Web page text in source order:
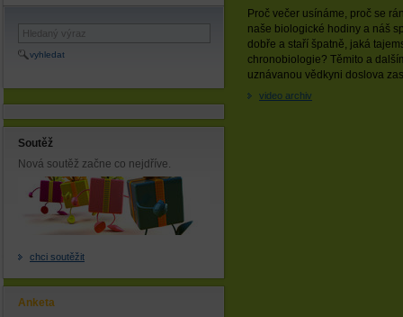
vyhledat
Soutěž
Nová soutěž začne co nejdříve.
chci soutěžit
Anketa
Proč večer usínáme, proč se
naše biologické hodiny a náš
dobře a staří špatně, jaká
chronobiologie? Těmito a
uznávanou vědkyni doslova
video archiv